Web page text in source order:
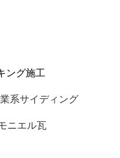
ング施工
系サイディング
ニエル瓦